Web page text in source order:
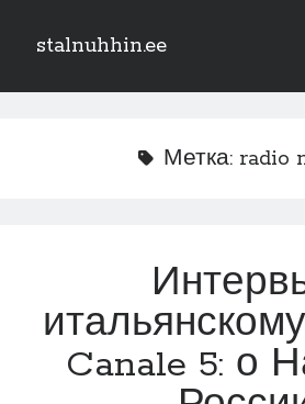
stalnuhhin.ee
Боковая
Интервью
Личное
Метка: radio
Canale 5: о